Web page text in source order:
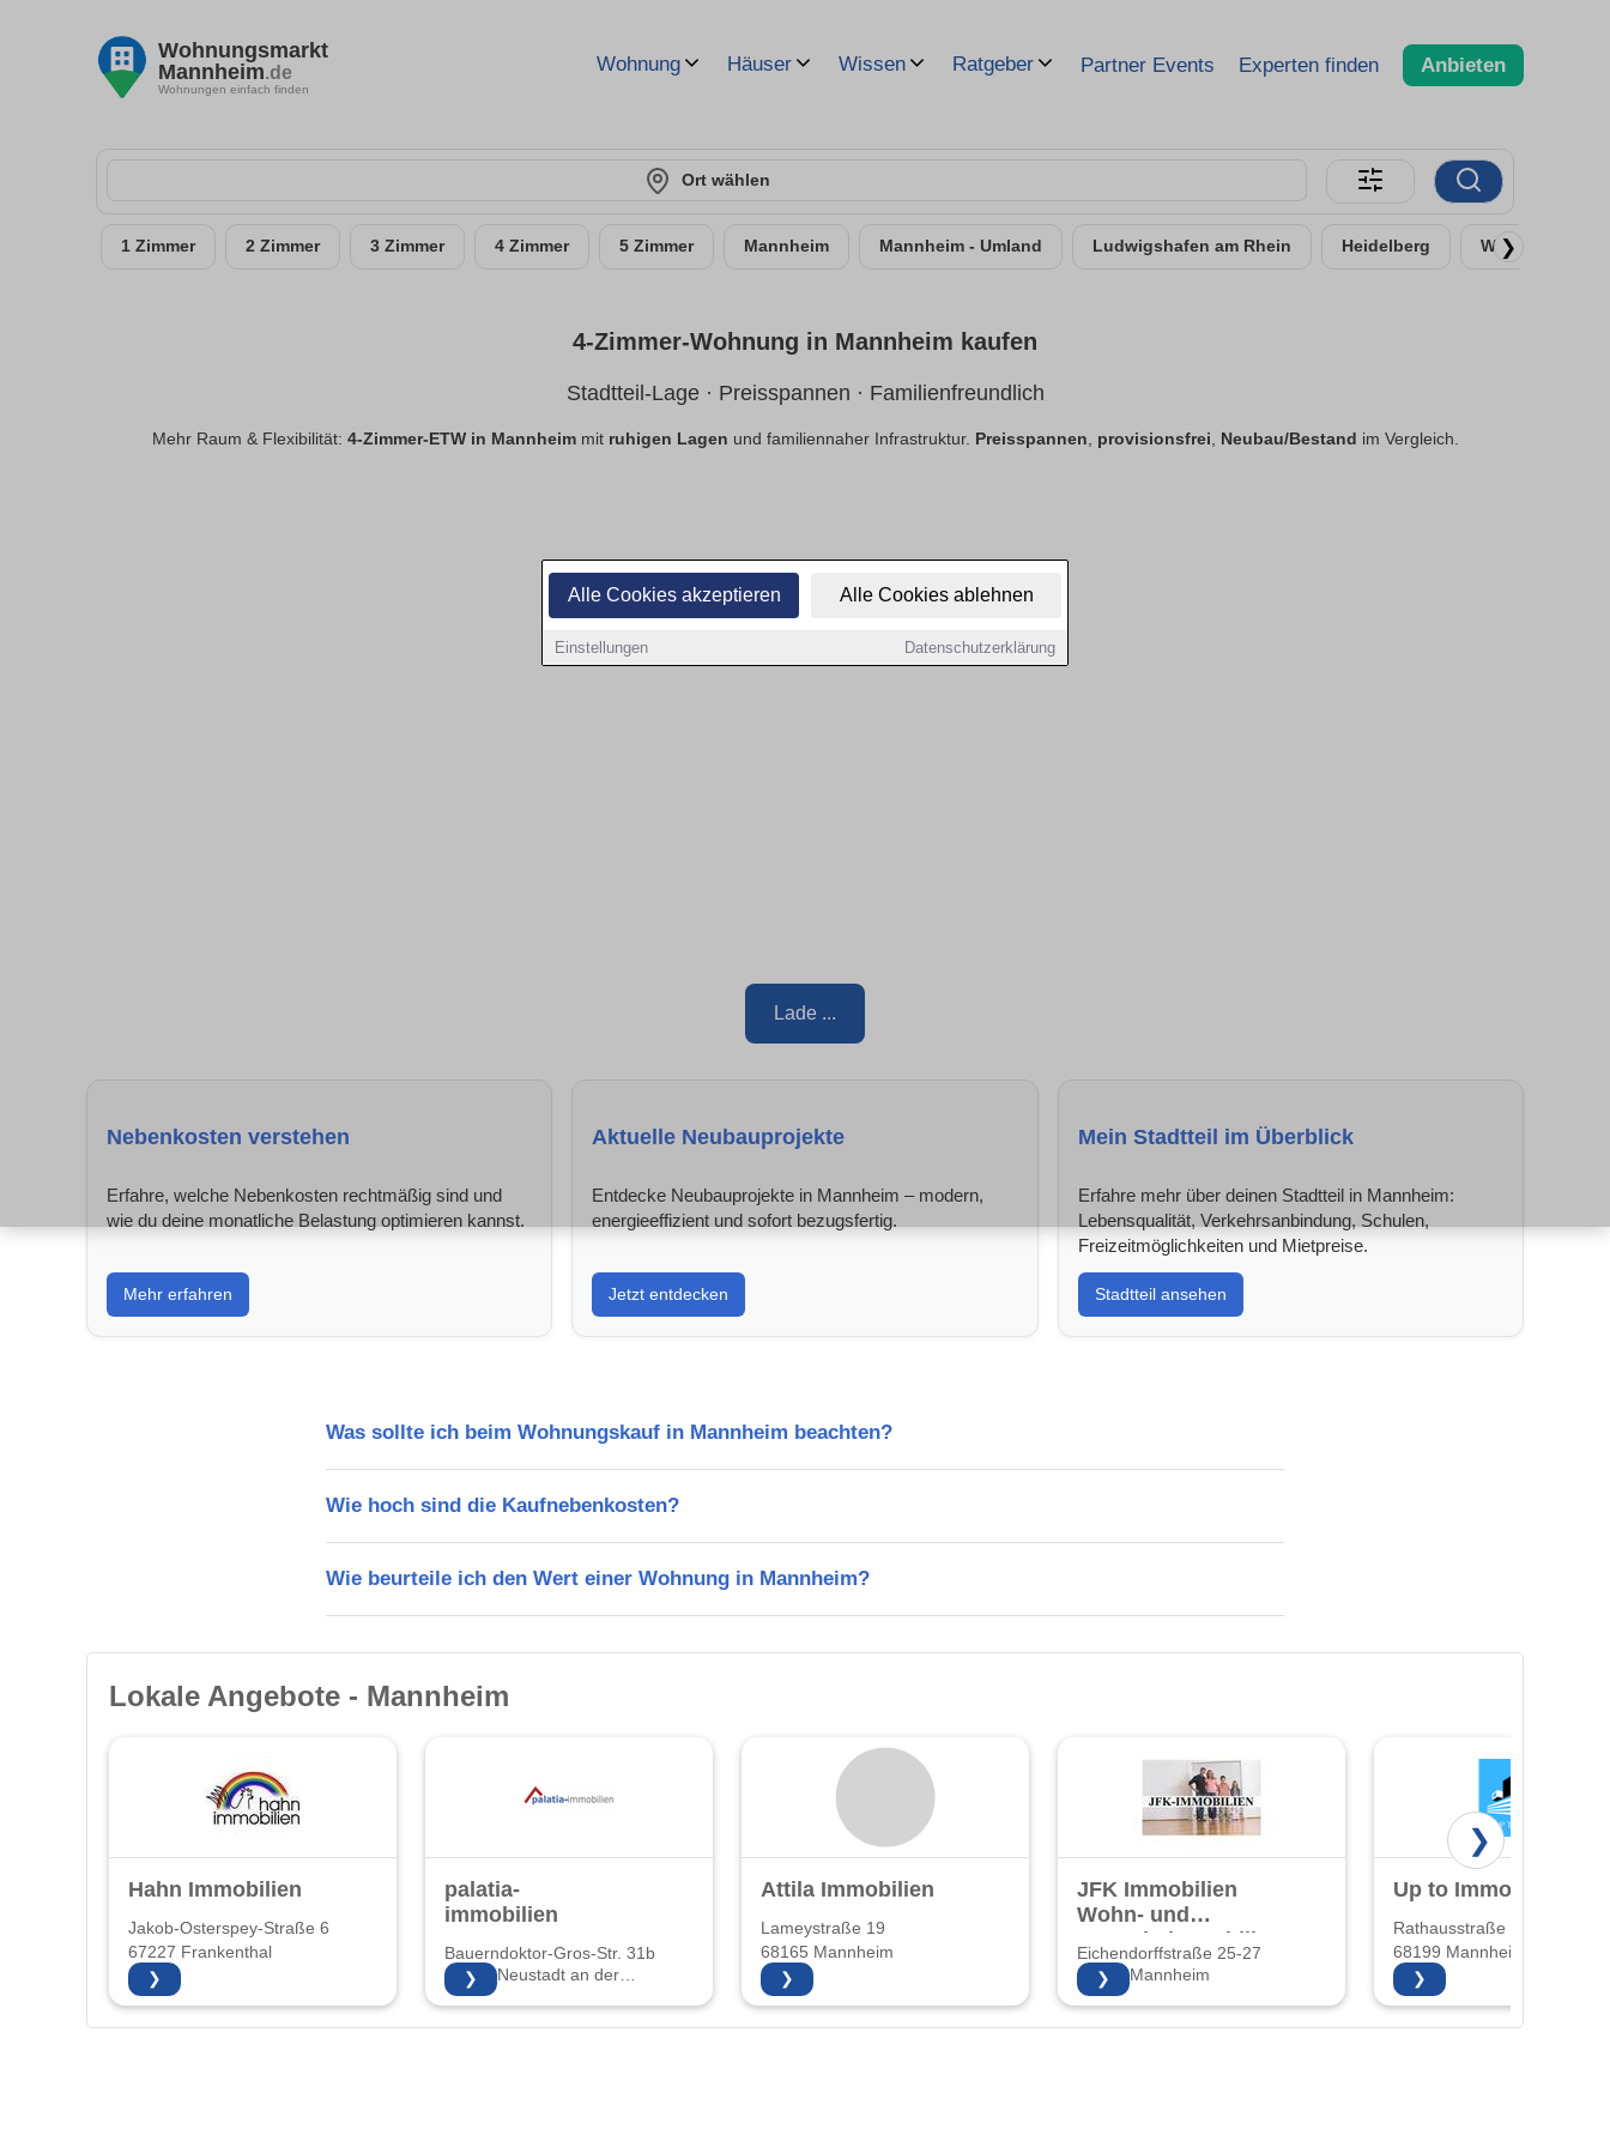
Alle Cookies akzeptieren Alle Cookies ablehnen
Einstellungen Datenschutzerklärung
Wohnungsmarkt
Mannheim.de
Wohnungen einfach finden
Wohnung Häuser Wissen Ratgeber Partner Events Experten finden Anbieten
Ort wählen
1 Zimmer 2 Zimmer 3 Zimmer 4 Zimmer 5 Zimmer Mannheim Mannheim - Umland Ludwigshafen am Rhein Heidelberg Worms
❯
4-Zimmer-Wohnung in Mannheim kaufen
Stadtteil-Lage · Preisspannen · Familienfreundlich
Mehr Raum & Flexibilität: 4-Zimmer-ETW in Mannheimmit ruhigen Lagen und familiennaher Infrastruktur. Preisspannen, provisionsfrei, Neubau/Bestand im Vergleich.
Lade ...
Nebenkosten verstehen
Erfahre, welche Nebenkosten rechtmäßig sind und
wie du deine monatliche Belastung optimieren kannst.
Mehr erfahren
Aktuelle Neubauprojekte
Entdecke Neubauprojekte in Mannheim – modern,
energieeffizient und sofort bezugsfertig.
Jetzt entdecken
Mein Stadtteil im Überblick
Erfahre mehr über deinen Stadtteil in Mannheim:
Lebensqualität, Verkehrsanbindung, Schulen,
Freizeitmöglichkeiten und Mietpreise.
Stadtteil ansehen
Was sollte ich beim Wohnungskauf in Mannheim beachten?
Wie hoch sind die Kaufnebenkosten?
Wie beurteile ich den Wert einer Wohnung in Mannheim?
Lokale Angebote - Mannheim
Hahn Immobilien
Jakob-Osterspey-Straße 6
67227 Frankenthal
❯
palatia-
immobilien
Bauerndoktor-Gros-Str. 31b
67435 Neustadt an der
Weinstraße
❯
Attila Immobilien
Lameystraße 19
68165 Mannheim
❯
JFK Immobilien
Wohn- und
Gewerbeimmobilien
und
Hausverwaltung
Eichendorffstraße 25-27
68167 Mannheim
❯
Up to Immobilien
Rathausstraße 22
68199 Mannheim
❯
❯